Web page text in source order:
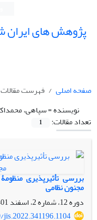
پژوهش های
صفحه اصلی
فهرست مقالات
نویسنده =سپاهی،
تعداد مقالات:
1
بررسی تأثیرپذیری
مجنون نظامی
دوره 12، شماره 2، اسفند 1401، صفحه